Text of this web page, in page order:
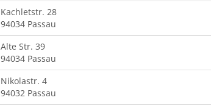
Kachletstr. 28
94034 Passau
Alte Str. 39
94034 Passau
Nikolastr. 4
94032 Passau